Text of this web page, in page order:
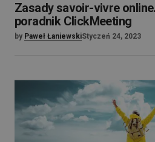
Zasady savoir-vivre
poradnik ClickMeeting
by Paweł ŁaniewskiStyczeń 24, 2023